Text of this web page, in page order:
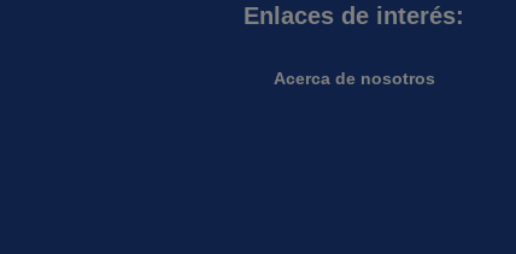
Enlaces de interés:
Acerca de nosotros